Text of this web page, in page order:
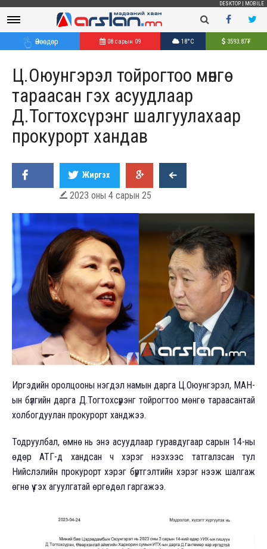
DESKTOP MOBILE
Өнөөдөр 08 сарын 09 18°C 3593.87₮
Ц.Оюунгэрэл тойрогтоо мөнгө
тараасан гэх асуудлаар
Д.Тогтохсүрэнг шалгуулахаар
прокурорт хандав
Жиргэх
 2023 оны 4 сарын 25
Иргэдийн оролцооны нэгдэл намын дарга Ц.Оюунгэрэл, МАН-
ын бүлгийн дарга Д.Тогтохсүрэнг тойрогтоо мөнгө тараасантай
холбогдуулан прокурорт ханджээ.
Тодруулбал, өмнө нь энэ асуудлаар гуравдугаар сарын 14-ны
өдөр АТГ-д хандсан ч хэрэг нээхээс татгалзсан тул
Нийслэлийн прокурорт хэрэг бүртгэлтийн хэрэг нээж шалгаж
өгнө үү гэх агуулгатай өргөдөл гаргажээ.